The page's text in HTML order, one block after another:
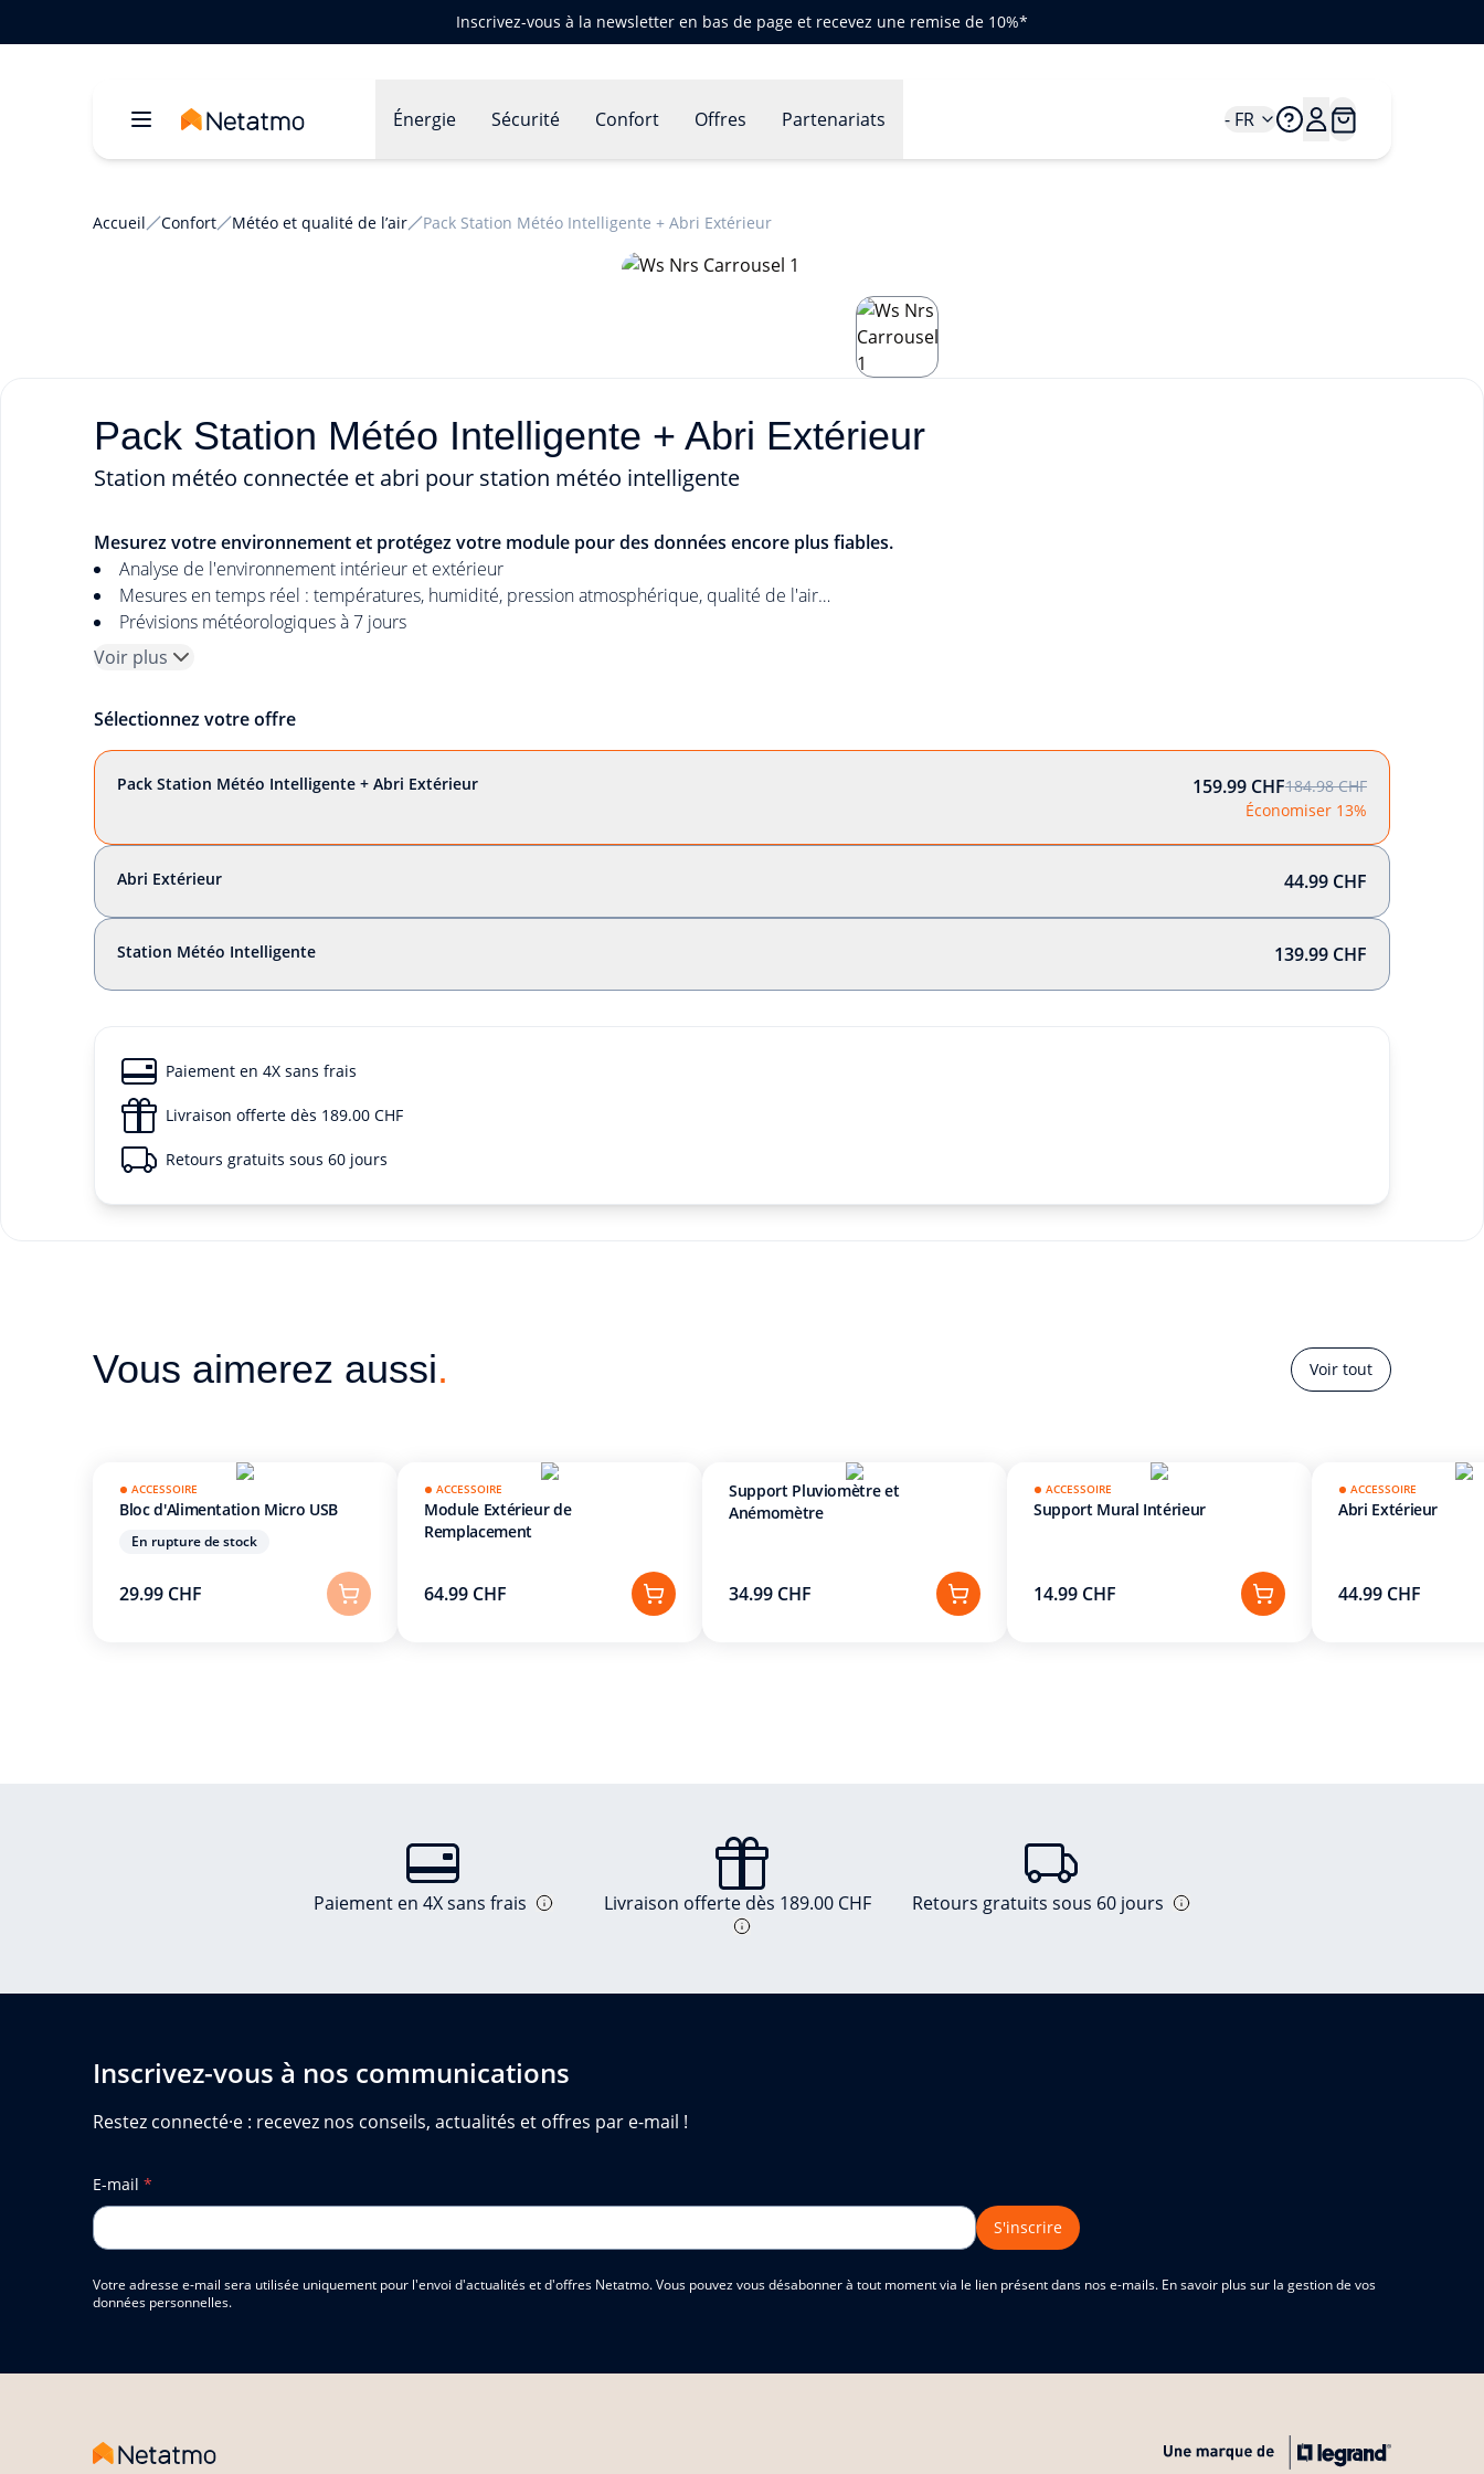
Inscrivez-vous à la newsletter en bas de page et recevez une remise de 10%*
Énergie Sécurité Confort Offres Partenariats - FR
Accueil Confort Météo et qualité de l’air Pack Station Météo Intelligente + Abri Extérieur
Pack Station Météo Intelligente + Abri Extérieur
Station météo connectée et abri pour station météo intelligente
Mesurez votre environnement et protégez votre module pour des données encore plus fiables.
Analyse de l'environnement intérieur et extérieur
Mesures en temps réel : températures, humidité, pression atmosphérique, qualité de l'air…
Prévisions météorologiques à 7 jours
Voir plus
Sélectionnez votre offre
Pack Station Météo Intelligente + Abri Extérieur 159.99 CHF184.98 CHF
Économiser 13%
Abri Extérieur 44.99 CHF
Station Météo Intelligente 139.99 CHF
Paiement en 4X sans frais
Livraison offerte dès 189.00 CHF
Retours gratuits sous 60 jours
Vous aimerez aussi. Voir tout
ACCESSOIRE
Bloc d'Alimentation Micro USB
En rupture de stock
29.99 CHF
ACCESSOIRE
Module Extérieur de
Remplacement
64.99 CHF
Support Pluviomètre et
Anémomètre
34.99 CHF
ACCESSOIRE
Support Mural Intérieur
14.99 CHF
ACCESSOIRE
Abri Extérieur
44.99 CHF
Paiement en 4X sans frais Livraison offerte dès 189.00 CHF Retours gratuits sous 60 jours
Inscrivez-vous à nos communications
Restez connecté·e : recevez nos conseils, actualités et offres par e-mail !
E-mail *
S'inscrire
Votre adresse e-mail sera utilisée uniquement pour l'envoi d'actualités et d'offres Netatmo. Vous pouvez vous désabonner à tout moment via le lien présent dans nos e-mails. En savoir plus sur la gestion de vos
données personnelles.